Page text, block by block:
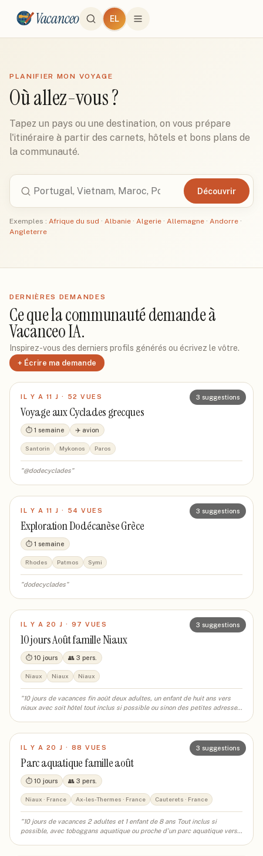
Vacanceo EL
PLANIFIER MON VOYAGE
Où allez-vous ?
Tapez un pays ou une destination, on vous prépare
l'itinéraire à partir des carnets, hôtels et bons plans de
la communauté.
Découvrir
Exemples : Afrique du sud · Albanie · Algerie · Allemagne · Andorre ·
Angleterre
DERNIÈRES DEMANDES
Ce que la communauté demande à
Vacanceo IA.
Inspirez-vous des derniers profils générés ou écrivez le vôtre.
+ Écrire ma demande
3 suggestions
IL Y A 11 J · 52 VUE S
Voyage aux Cyclades grecques
⏱ 1 semaine ✈️ avion
Santorin Mykonos Paros
"@dodecyclades"
3 suggestions
IL Y A 11 J · 54 VUE S
Exploration Dodécanèse Grèce
⏱ 1 semaine
Rhodes Patmos Symi
"dodecyclades"
3 suggestions
IL Y A 20 J · 97 VUE S
10 jours Août famille Niaux
⏱ 10 jours 👥 3 pers.
Niaux Niaux Niaux
"10 jours de vacances fin août deux adultes, un enfant de huit ans vers
niaux avec soit hôtel tout inclus si possible ou sinon des petites adresses
3 suggestions
IL Y A 20 J · 88 VUE S
Parc aquatique famille août
⏱ 10 jours 👥 3 pers.
Niaux · France Ax-les-Thermes · France Cauterets · France
"10 jours de vacances 2 adultes et 1 enfant de 8 ans Tout inclus si
possible, avec toboggans aquatique ou proche d’un parc aquatique vers